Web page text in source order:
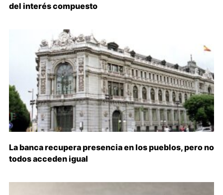
del interés compuesto
La banca recupera presencia en los pueblos, pero no
todos acceden igual